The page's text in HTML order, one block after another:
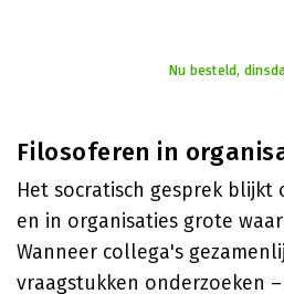
Nu besteld,
Filosoferen in
Het socratisch gesprek blijkt
en in organisaties grote
Wanneer collega's
vraagstukken onderzoeken